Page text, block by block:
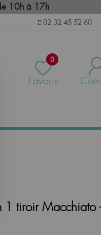
10h à 17h
02 32 45 52 60
0
Favoris
tiroir Macchiato